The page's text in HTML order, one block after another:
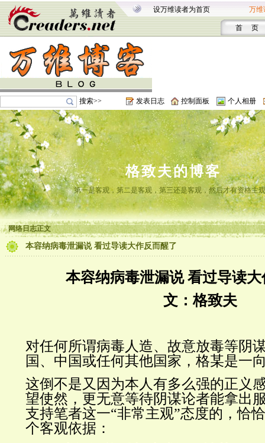
设万维读者为首页 万维
首 页
搜索>> 发表日志 控制面板 个人相册
格致夫的博客
第一是客观，第二是客观，第三还是客观，然后才有资格主
网络日志正文
本容纳病毒泄漏说 看过导读大作反而醒了
本容纳病毒泄漏说 看过导读
文：格致夫
对任何所谓病毒人造、故意放毒等阴
国、中国或任何其他国家，格某是一
这倒不是又因为本人有多么强的正义
望使然，更无意等待阴谋论者能拿出
支持笔者这一“非常主观”态度的，恰
个客观依据：